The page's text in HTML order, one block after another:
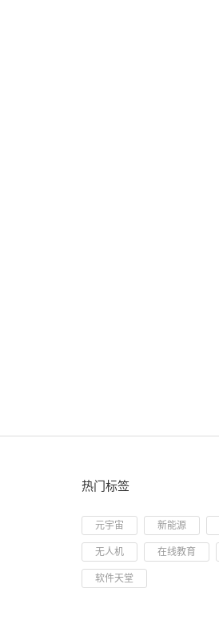
热门标签
元宇宙 新能源
无人机 在线教育
软件天堂